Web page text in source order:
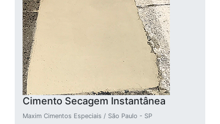
Cimento Secagem Instantânea
Maxim Cimentos Especiais / São Paulo - SP